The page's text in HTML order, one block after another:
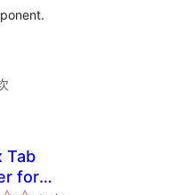
Tab
for